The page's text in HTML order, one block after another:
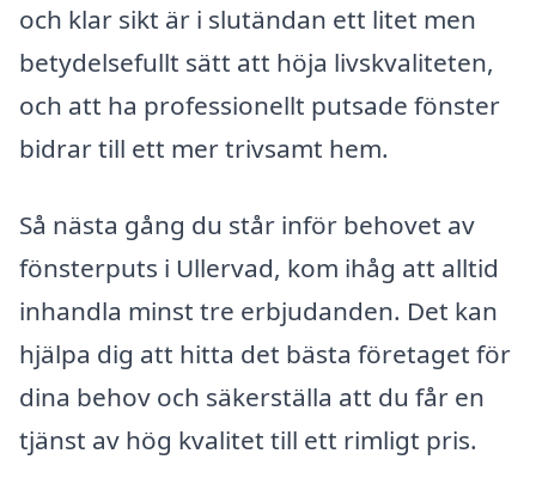
och klar sikt är i slutändan ett litet men
betydelsefullt sätt att höja livskvaliteten,
och att ha professionellt putsade fönster
bidrar till ett mer trivsamt hem.
Så nästa gång du står inför behovet av
fönsterputs i Ullervad, kom ihåg att alltid
inhandla minst tre erbjudanden. Det kan
hjälpa dig att hitta det bästa företaget för
dina behov och säkerställa att du får en
tjänst av hög kvalitet till ett rimligt pris.